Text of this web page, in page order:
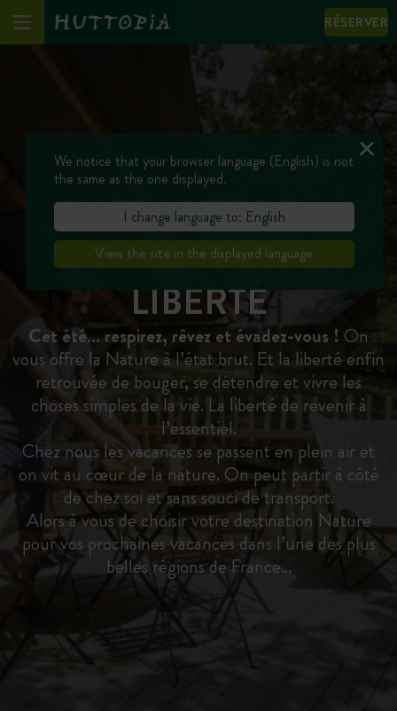
RÉSERVER
CHEZ HUTTOPIA,
CAMPER C’EST LA
LIBERTÉ
Cet été… respirez, rêvez et évadez-vous ! On
vous offre la Nature à l’état brut. Et la liberté enfin
retrouvée de bouger, se détendre et vivre les
choses simples de la vie. La liberté de revenir à
l’essentiel.
Chez nous les vacances se passent en plein air et
on vit au cœur de la nature. On peut partir à côté
de chez soi et sans souci de transport.
Alors à vous de choisir votre destination Nature
pour vos prochaines vacances dans l’une des plus
belles régions de France…
We notice that your browser language (English) is not
the same as the one displayed.
I change language to: English
View the site in the displayed language